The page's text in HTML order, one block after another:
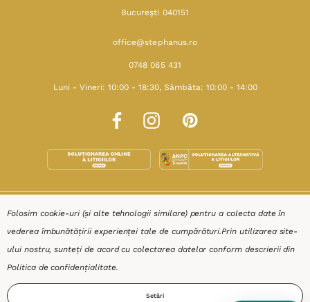
Bucureşti 040151
office@stephanus.ro
0748 065 431
Luni - Vineri: 10:00 - 18:30, Sâmbăta: 10:00 - 14:00
SHOP
RESURSE
AJUTOR
Folosim cookie-uri (și alte tehnologii similare) pentru a colecta date în
vederea îmbunătățirii experienței tale de cumpărături.Prin utilizarea site-
ului nostru, sunteți de acord cu colectarea datelor conform descrierii din
Politica de confidențialitate.
Setări